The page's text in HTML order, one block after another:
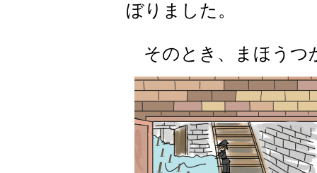
ぼりました。
そのとき、まほうつ